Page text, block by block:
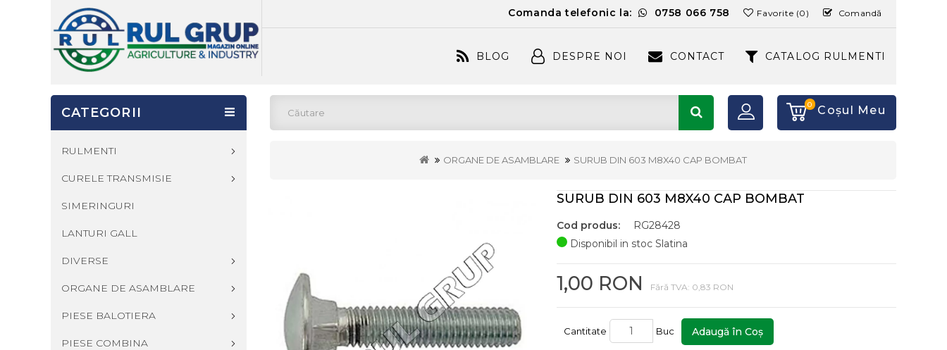
Comanda telefonic la: 0758 066 758 Favorite (0) Comandă
BLOG DESPRE NOI CONTACT CATALOG RULMENTI
0 Coşul Meu
ORGANE DE ASAMBLARE SURUB DIN 603 M8X40 CAP BOMBAT
CATEGORII
RULMENTI
CURELE TRANSMISIE
SIMERINGURI
LANTURI GALL
DIVERSE
ORGANE DE ASAMBLARE
PIESE BALOTIERA
PIESE COMBINA
SURUB DIN 603 M8X40 CAP BOMBAT
Cod produs:
RG28428
Disponibil in stoc Slatina
1,00 RON Fără TVA: 0,83 RON
Cantitate Buc Adaugă în Coş